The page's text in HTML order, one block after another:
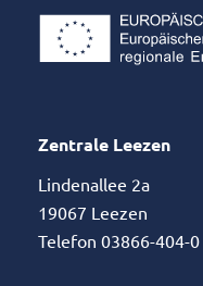
Zentrale Leezen
Lindenallee 2a
19067 Leezen
Telefon 03866-404-0